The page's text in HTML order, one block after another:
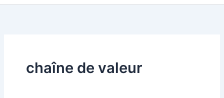
chaîne de valeur